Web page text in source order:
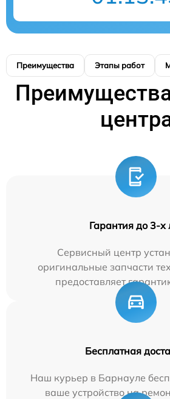
Преимущества Этапы работ
Гарантия до 3-х
Сервисный центр
оригинальные запчасти
предоставляет
Бесплатная
Наш курьер в Барнауле
ваше устройство на